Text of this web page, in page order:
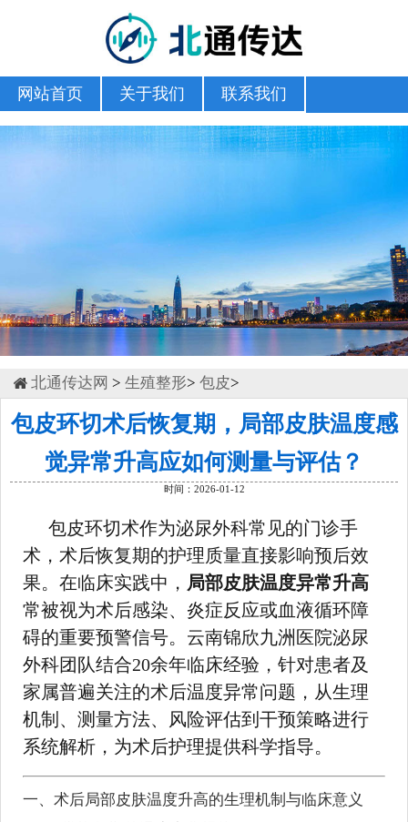
网站首页 关于我们 联系我们
北通传达网 > 生殖整形> 包皮>
包皮环切术后恢复期，局部皮肤温度感
觉异常升高应如何测量与评估？
时间：2026-01-12
包皮环切术作为泌尿外科常见的门诊手
术，术后恢复期的护理质量直接影响预后效
果。在临床实践中， 局部皮肤温度异常升高
常被视为术后感染、炎症反应或血液循环障
碍的重要预警信号。云南锦欣九洲医院泌尿
外科团队结合20余年临床经验，针对患者及
家属普遍关注的术后温度异常问题，从生理
机制、测量方法、风险评估到干预策略进行
系统解析，为术后护理提供科学指导。
一、术后局部皮肤温度升高的生理机制与临床意义